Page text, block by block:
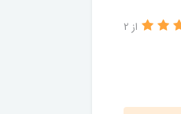
از 2